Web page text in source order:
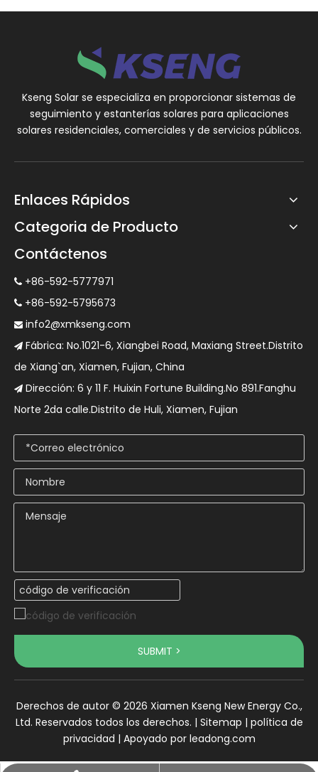
Kseng Solar se especializa en proporcionar sistemas de
seguimiento y estanterías solares para aplicaciones
solares residenciales, comerciales y de servicios públicos.
Enlaces Rápidos
Categoria de Producto
Contáctenos
 +86-592-5777971
 +86-592-5795673
 info2@xmkseng.com
 Fábrica: No.1021-6, Xiangbei Road, Maxiang Street.Distrito
de Xiang`an, Xiamen, Fujian, China
 Dirección: 6 y 11 F. Huixin Fortune Building.No 891.Fanghu
Norte 2da calle.Distrito de Huli, Xiamen, Fujian
SUBMIT >
Derechos de autor © 2026 Xiamen Kseng New Energy Co.,
Ltd. Reservados todos los derechos. | Sitemap | política de
privacidad | Apoyado por leadong.com